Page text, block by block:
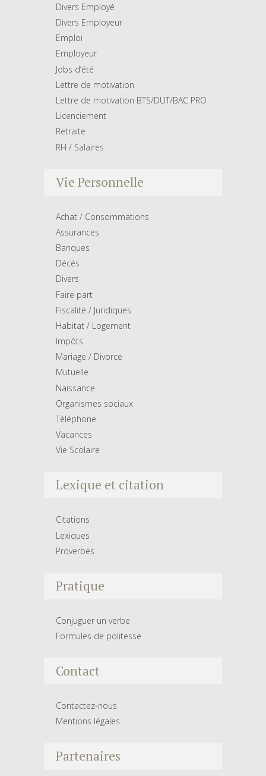
Divers Employé
Divers Employeur
Emploi
Employeur
Jobs d’été
Lettre de motivation
Lettre de motivation BTS/DUT/BAC PRO
Licenciement
Retraite
RH / Salaires
Vie Personnelle
Achat / Consommations
Assurances
Banques
Décés
Divers
Faire part
Fiscalité / Juridiques
Habitat / Logement
Impôts
Mariage / Divorce
Mutuelle
Naissance
Organismes sociaux
Téléphone
Vacances
Vie Scolaire
Lexique et citation
Citations
Lexiques
Proverbes
Pratique
Conjuguer un verbe
Formules de politesse
Contact
Contactez-nous
Mentions légales
Partenaires